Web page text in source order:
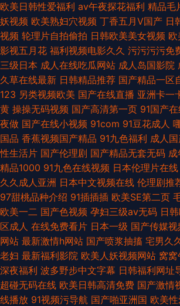
欧美日韩性爱福利 av午夜探花福利 精品毛
妖视频 欧美熟妇穴视频 丁香五月V国产 日
视频 轮理片自拍偷拍 日韩欧美美女视频
影视五月花 福利视频电影久久 污污污污免
三级日本 成人在线吃瓜网站 成人岛国影院
久草在线最新 日韩精品推荐 国产精品一区
123 另类视频欧美 国产在线直播 亚洲卡一
黄 操操无码视频 国产高清第一页 91国产
夜做 国产在线小视频 91com 91豆花成人
国品 香蕉视频国产精品 91九色福利 成人
性生活片 国产伦理剧 国产精品无套无码
精品1000 91九色在线视频 日本伦理片在线
久久成人亚洲 日本中文视频在线 伦理剧推
97甜桃品种介绍 91插插插 欧美SE第二页
欧美一二 国产色视频 孕妇三级av无码 日
区成人 在线免费看片 日本一级 国产传媒
网站 最新激情h网站 国产喷浆抽搐 宅男久
老妇 最新福利影院 欧美人妖视频网站 窝
深夜福利 波多野步中文字幕 日韩福利网址
超碰无码在线 欧美日韩高清免费 国产激情
线播放 91视频污导航 国产啪亚洲国 欧美